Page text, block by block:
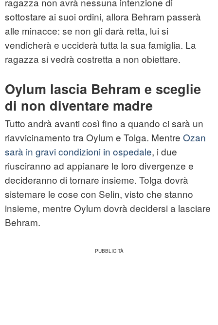
sottostare ai suoi ordini, allora Behram passerà
alle minacce: se non gli darà retta, lui si
vendicherà e ucciderà tutta la sua famiglia. La
ragazza si vedrà costretta a non obiettare.
Oylum lascia Behram e sceglie
di non diventare madre
Tutto andrà avanti così fino a quando ci sarà un
riavvicinamento tra Oylum e Tolga. Mentre Ozan
sarà in gravi condizioni in ospedale, i due
riusciranno ad appianare le loro divergenze e
decideranno di tornare insieme. Tolga dovrà
sistemare le cose con Selin, visto che stanno
insieme, mentre Oylum dovrà decidersi a lasciare
Behram.